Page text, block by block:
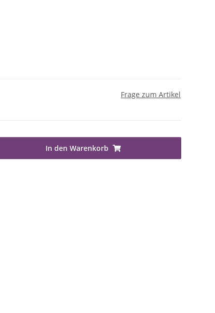
Frage zum Artikel
In den Warenkorb